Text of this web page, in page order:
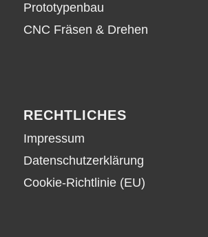
Prototypenbau
CNC Fräsen & Drehen
RECHTLICHES
Impressum
Datenschutzerklärung
Cookie-Richtlinie (EU)